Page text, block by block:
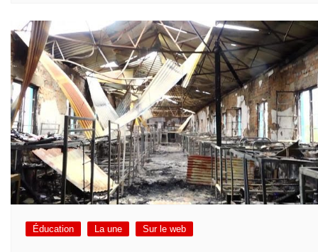
Éducation La une Sur le web